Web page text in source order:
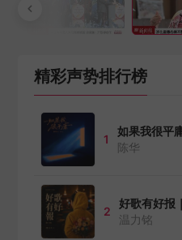
精彩声势排行榜
1
如果我很平
陈华
2
好歌有好报
温力铭